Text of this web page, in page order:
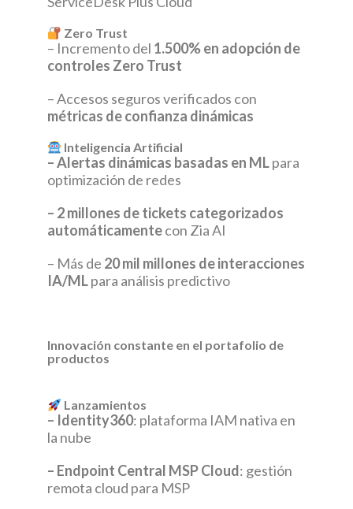
Zero Trust
– Incremento del 1.500% en adopción de
controles Zero Trust
– Accesos seguros verificados con
métricas de confianza dinámicas
Inteligencia Artificial
– Alertas dinámicas basadas en MLpara
optimización de redes
– 2 millones de tickets categorizados
automáticamentecon Zia AI
– Más de 20 mil millones de interacciones
IA/MLpara análisis predictivo
Innovación constante en el portafolio de
productos
Lanzamientos
– Identity360: plataforma IAM nativa en
la nube
– Endpoint Central MSP Cloud: gestión
remota cloud para MSP